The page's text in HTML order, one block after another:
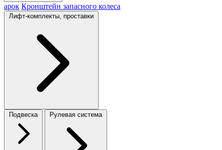
арок Кронштейн запасного колеса
Лифт-комплекты, проставки
Подвеска Рулевая система